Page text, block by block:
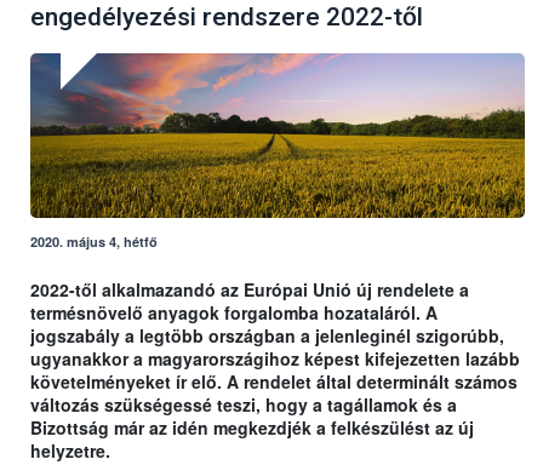
engedélyezési rendszere 2022-től
2020. május 4, hétfő
2022-től alkalmazandó az Európai Unió új rendelete a
termésnövelő anyagok forgalomba hozataláról. A
jogszabály a legtöbb országban a jelenleginél szigorúbb,
ugyanakkor a magyarországihoz képest kifejezetten lazább
követelményeket ír elő. A rendelet által determinált számos
változás szükségessé teszi, hogy a tagállamok és a
Bizottság már az idén megkezdjék a felkészülést az új
helyzetre.